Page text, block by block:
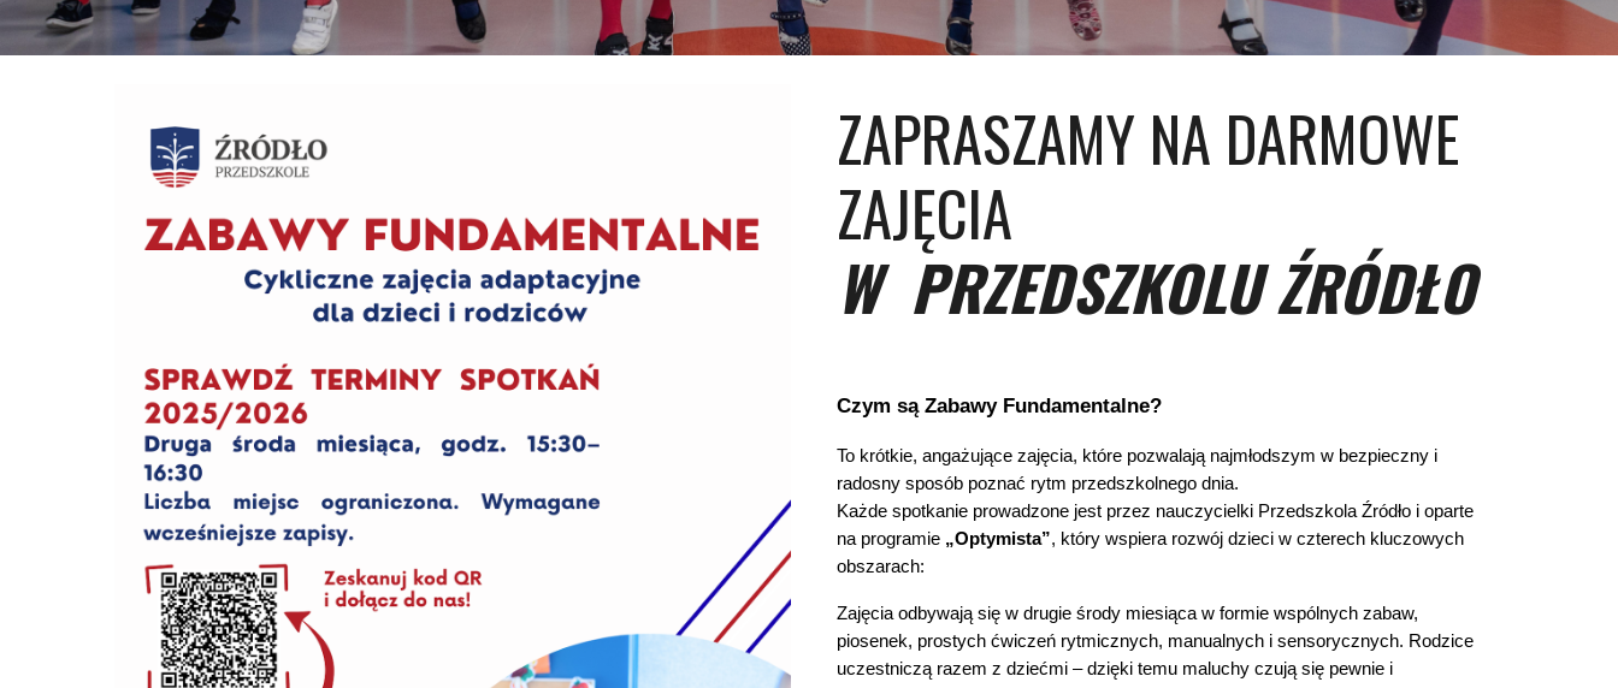
ZAPRASZAMY NA DARMOWE
ZAJĘCIA
W PRZEDSZKOLU ŹRÓDŁO
Czym są Zabawy Fundamentalne?
To krótkie, angażujące zajęcia, które pozwalają najmłodszym w bezpieczny i
radosny sposób poznać rytm przedszkolnego dnia.
Każde spotkanie prowadzone jest przez nauczycielki Przedszkola Źródło i oparte
na programie „Optymista”, który wspiera rozwój dzieci w czterech kluczowych
obszarach:
Zajęcia odbywają się w drugie środy miesiąca w formie wspólnych zabaw,
piosenek, prostych ćwiczeń rytmicznych, manualnych i sensorycznych. Rodzice
uczestniczą razem z dziećmi – dzięki temu maluchy czują się pewnie i